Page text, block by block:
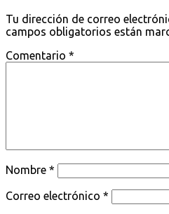
Tu dirección de correo
campos obligatorios están
Comentario *
Nombre *
Correo electrónico *